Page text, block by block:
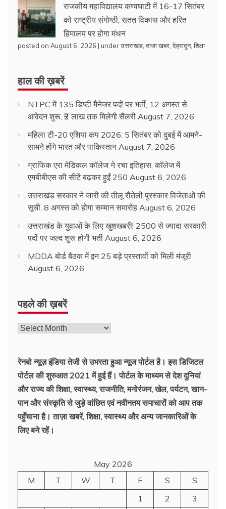
राजकीय महाविद्यालय कण्वघाटी में 16-17 सितंबर
को राष्ट्रीय संगोष्ठी, सतत विकास और हरित
हिमालय पर होगा मंथन
posted on August 6, 2026 | underउत्तराखंड ताजा खबर देहरादून, शिक्षा
हाल की ख़बरें
NTPC में 135 डिप्टी मैनेजर पदों पर भर्ती, 12 अगस्त से
आवेदन शुरू, ₹2 लाख तक मिलेगी सैलरी August 7, 2026
महिला टी-20 एशिया कप 2026: 5 सितंबर को दुबई में आमने-
सामने होंगे भारत और पाकिस्तान August 7, 2026
ग्राफिक एरा मेडिकल कॉलेज ने रचा इतिहास, कॉलेज में
एमबीबीएस की सीटें बढ़कर हुईं 250 August 6, 2026
उत्तराखंड सरकार ने जारी की तीलू रौतेली पुरस्कार विजेताओं की
सूची, 8 अगस्त को होगा सम्मान समारोह August 6, 2026
उत्तराखंड के युवाओं के लिए खुशखबरी! 2500 से ज्यादा सरकारी
पदों पर जल्द शुरू होगी भर्ती August 6, 2026
MDDA बोर्ड बैठक में इन 25 बड़े प्रस्तावों को मिली मंजूरी
August 6, 2026
पहले की ख़बरें
पहले
रेनबो न्यूज़ इंडिया तेजी से उभरता हुआ न्‍यूज पोर्टल है। इस डिजिटल
पोर्टल की शुरुआत 2021 में हुई हैं। पोर्टल के माध्यम से देश दुनियां
और राज्य की शिक्षा, स्वास्थ्य, राजनीति, मनोरंजन, खेल, पर्यटन, खान-
पान और संस्कृति से जुड़े वांछित एवं नवीनतम समाचारों को आप तक
पहुँचाना है। ताज़ा खबरें, शिक्षा, स्वास्थ्य और अन्य जानकारिओं के
लिए बने रहें।
May 2026
M
T W T F S
S
1
2
3